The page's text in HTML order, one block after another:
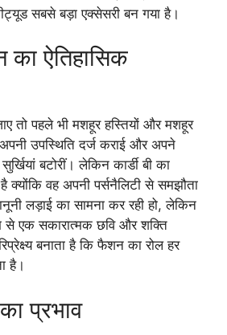
सबसे बड़ा एक्सेसरी बन गया है।
ऐतिहासिक
तो पहले भी मशहूर हस्तियों और मशहूर
उपस्थिति दर्ज कराई और अपने
बटोरीं। लेकिन कार्डी बी का
क्योंकि वह अपनी पर्सनैलिटी से समझौता
लड़ाई का सामना कर रही हो, लेकिन
से एक सकारात्मक छवि और शक्ति
बनाता है कि फैशन का रोल हर
है।
प्रभाव